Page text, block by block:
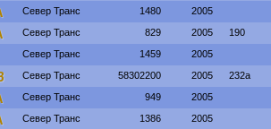
Север Транс 1480 2005
Север Транс 829 2005 190
Север Транс 1459 2005
Север Транс 58302200 2005 232а
Север Транс 949 2005
Север Транс 1386 2005